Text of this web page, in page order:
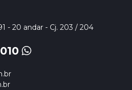
- 20 andar - Cj. 203 / 204